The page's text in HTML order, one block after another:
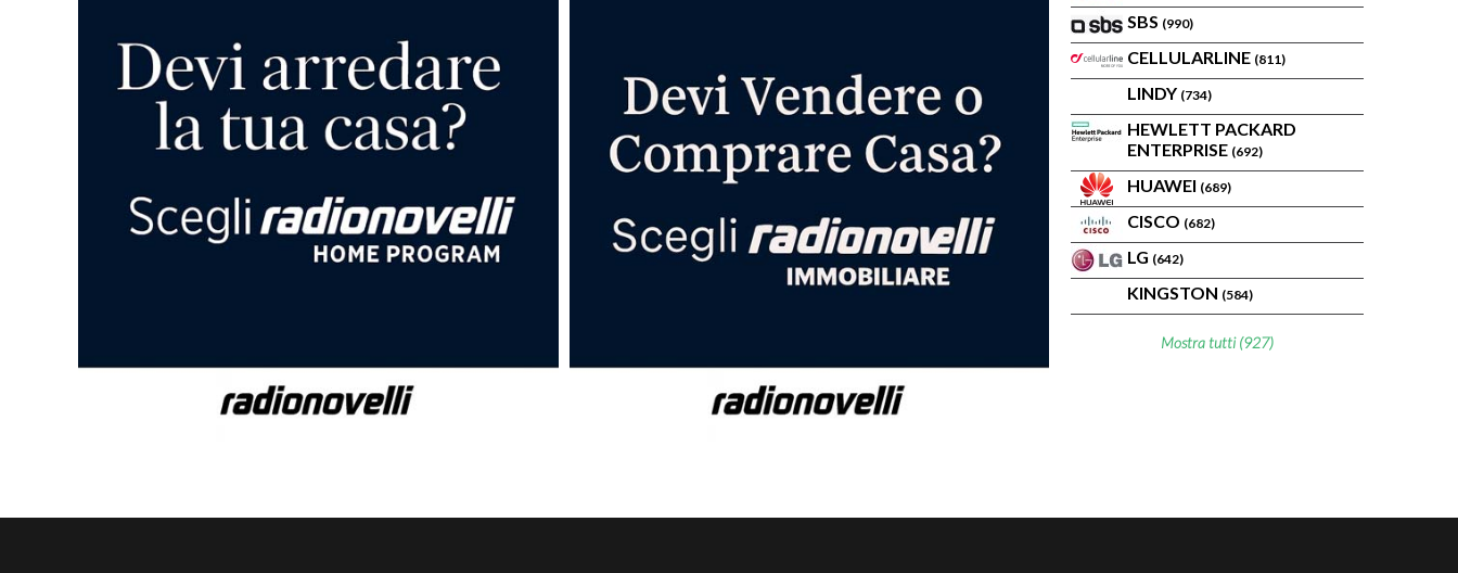
SBS (990)
CELLULARLINE (811)
LINDY (734)
HEWLETT PACKARD
ENTERPRISE (692)
HUAWEI (689)
CISCO (682)
LG (642)
KINGSTON (584)
Mostra tutti (927)